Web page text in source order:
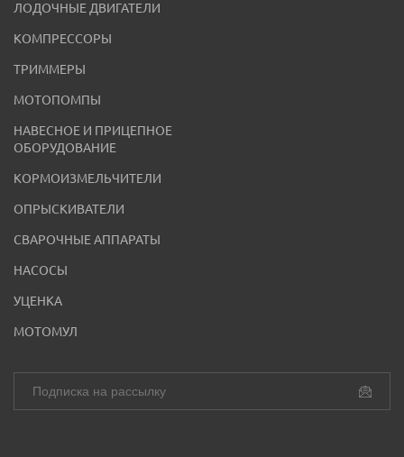
ЛОДОЧНЫЕ ДВИГАТЕЛИ
КОМПРЕССОРЫ
ТРИММЕРЫ
МОТОПОМПЫ
НАВЕСНОЕ И ПРИЦЕПНОЕ
ОБОРУДОВАНИЕ
КОРМОИЗМЕЛЬЧИТЕЛИ
ОПРЫСКИВАТЕЛИ
СВАРОЧНЫЕ АППАРАТЫ
НАСОСЫ
УЦЕНКА
МОТОМУЛ